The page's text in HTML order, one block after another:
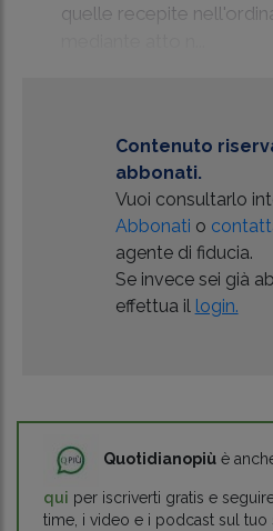
quelle recepite
Contenuto
abbonati.
Vuoi consultarlo
Abbonati o
agente di fiducia.
Se invece sei già
effettua il login.
Quotidianopiù è
qui per iscriverti gratis e
time, i video e i podcast sul tuo